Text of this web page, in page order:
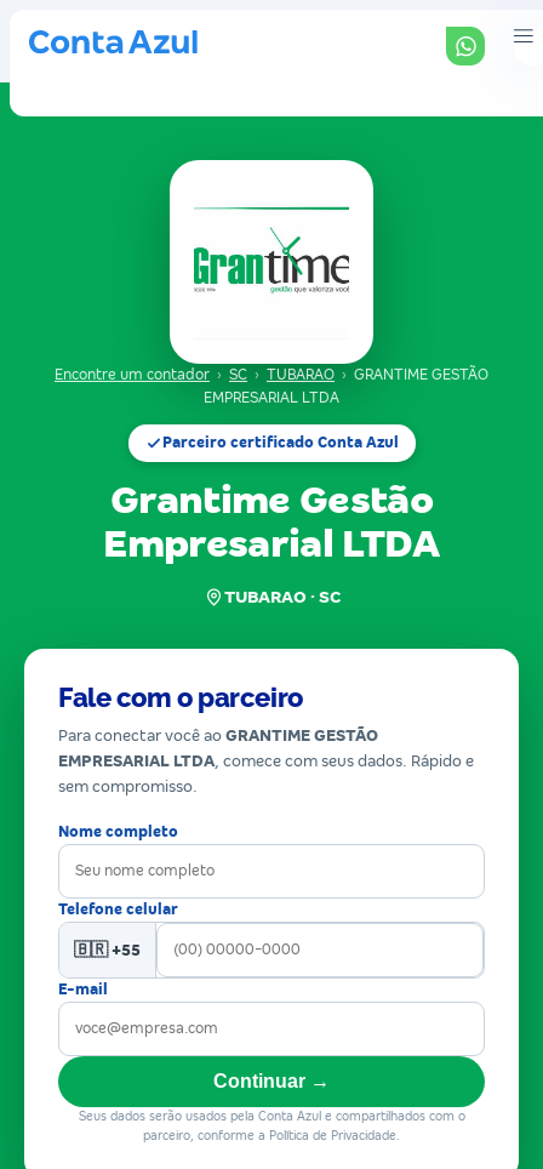
Encontre um contador › SC › TUBARAO › GRANTIME GESTÃO
EMPRESARIAL LTDA
Parceiro certificado Conta Azul
Grantime Gestão
Empresarial LTDA
TUBARAO · SC
Fale com o parceiro
Para conectar você ao GRANTIME GESTÃO
EMPRESARIAL LTDA, comece com seus dados. Rápido e
sem compromisso.
Nome completo
Telefone celular
🇧🇷 +55
E-mail
Continuar →
Seus dados serão usados pela Conta Azul e compartilhados com o
parceiro, conforme a Política de Privacidade.